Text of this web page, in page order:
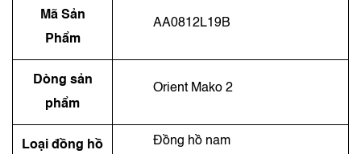
Mã Sản
Phẩm
AA0812L19B
Dòng sản
phẩm
Orient Mako 2
Loại đồng hồ Đồng hồ nam